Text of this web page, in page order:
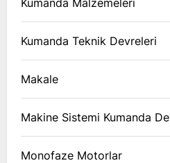
Kumanda Teknik Devreleri
Makale
Makine Sistemi Kumanda
Monofaze Motorlar